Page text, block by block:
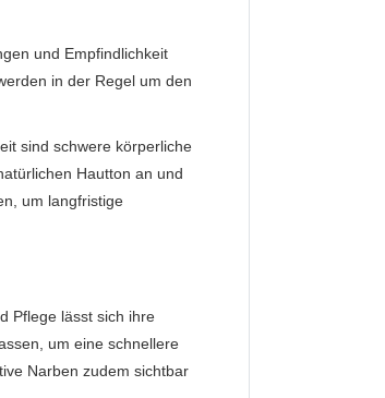
und Empfindlichkeit
in der Regel um den
sind schwere körperliche
Hautton an und
um langfristige
Pflege lässt sich ihre
um eine schnellere
Narben zudem sichtbar